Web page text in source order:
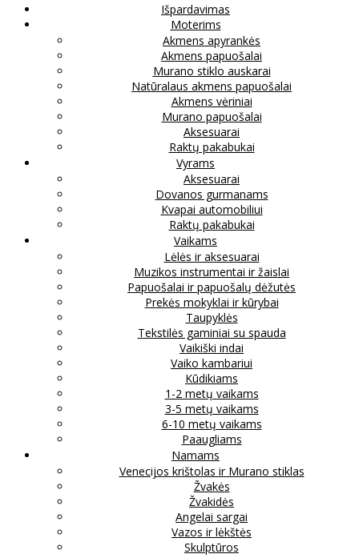
Išpardavimas
Moterims
Akmens apyrankės
Akmens papuošalai
Murano stiklo auskarai
Natūralaus akmens papuošalai
Akmens vėriniai
Murano papuošalai
Aksesuarai
Raktų pakabukai
Vyrams
Aksesuarai
Dovanos gurmanams
Kvapai automobiliui
Raktų pakabukai
Vaikams
Lėlės ir aksesuarai
Muzikos instrumentai ir žaislai
Papuošalai ir papuošalų dėžutės
Prekės mokyklai ir kūrybai
Taupyklės
Tekstilės gaminiai su spauda
Vaikiški indai
Vaiko kambariui
Kūdikiams
1-2 metų vaikams
3-5 metų vaikams
6-10 metų vaikams
Paaugliams
Namams
Venecijos krištolas ir Murano stiklas
Žvakės
Žvakidės
Angelai sargai
Vazos ir lėkštės
Skulptūros